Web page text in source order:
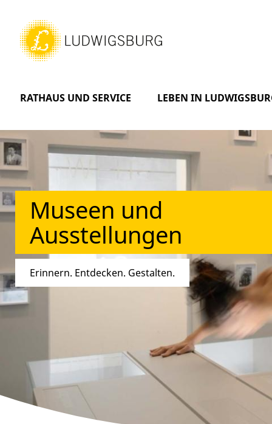
RATHAUS UND SERVICE LEBEN IN
Museen und
Ausstellungen
Erinnern. Entdecken. Gestalten.